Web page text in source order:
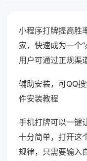
小程序打牌提高胜
家，快速成为一个
用户可通过正规渠
辅助安装，可QQ
件安装教程
手机打牌可以一键
十分简单，打开这
规律，只需要输入